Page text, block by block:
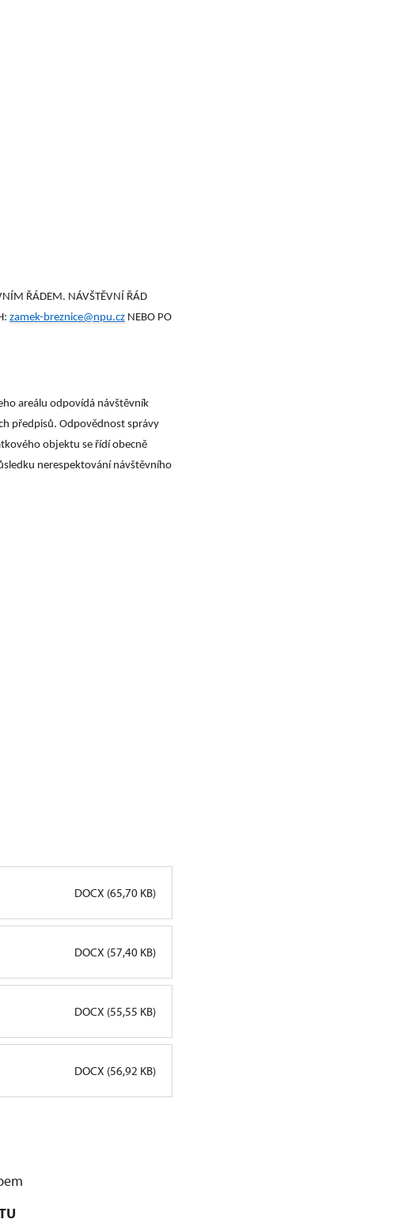
ŘÁDEM. NÁVŠTĚVNÍ ŘÁD
zamek-breznice@npu.cz NEBO PO
areálu odpovídá návštěvník
předpisů. Odpovědnost správy
objektu se řídí obecně
nerespektování návštěvního
DOCX (65,70 KB)
DOCX (57,40 KB)
DOCX (55,55 KB)
DOCX (56,92 KB)